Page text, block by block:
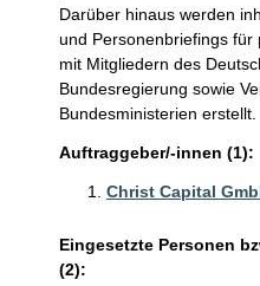
Darüber hinaus werden
und Personenbriefings für
mit Mitgliedern des
Bundesregierung sowie
Bundesministerien erstellt.
Auftraggeber/-innen (1):
Christ Capital
Eingesetzte Personen
(2):